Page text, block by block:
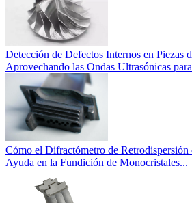
Detección de Defectos Internos en Piezas
Aprovechando las Ondas Ultrasónicas
Cómo el Difractómetro de
Ayuda en la Fundición de Monocristales...